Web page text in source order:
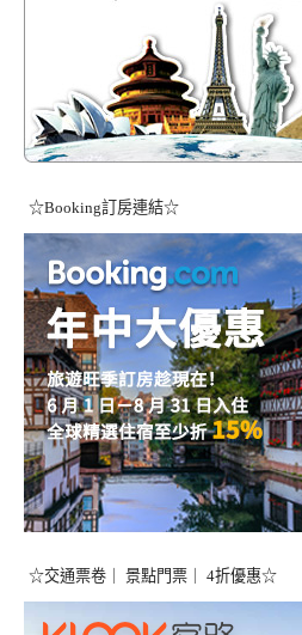
☆Booking訂房連結☆
☆交通票卷｜ 景點門票｜ 4折優惠☆